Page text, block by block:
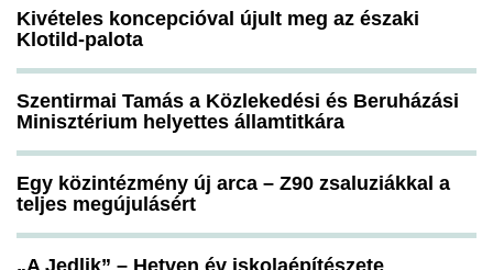
Kivételes koncepcióval újult meg az északi
Klotild-palota
Szentirmai Tamás a Közlekedési és Beruházási
Minisztérium helyettes államtitkára
Egy közintézmény új arca – Z90 zsaluziákkal a
teljes megújulásért